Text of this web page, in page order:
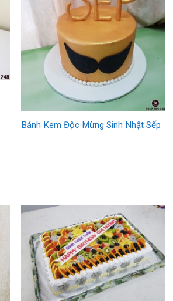
Bánh Kem Độc Mừng Sinh Nhật Sếp